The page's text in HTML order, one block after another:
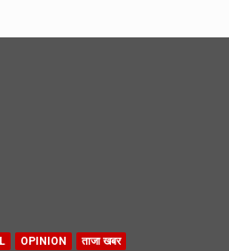
OPINION ताजा खबर